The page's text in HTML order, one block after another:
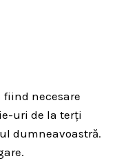
necesare
uri de la terți
dumneavoastră.